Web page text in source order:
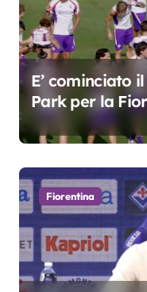
E’ cominciato
Park per la
Grosso
Fiorentina